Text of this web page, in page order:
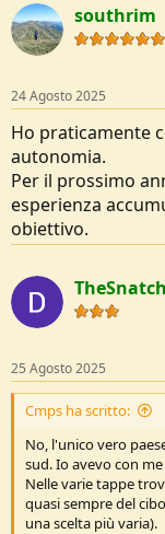
southrim
24 Agosto 2025
Ho praticamente
autonomia.
Per il prossimo
esperienza
obiettivo.
TheSnatch
25 Agosto 2025
Cmps ha scritto:
No, l'unico vero
sud. Io avevo con
Nelle varie tappe
quasi sempre del
una scelta più varia).